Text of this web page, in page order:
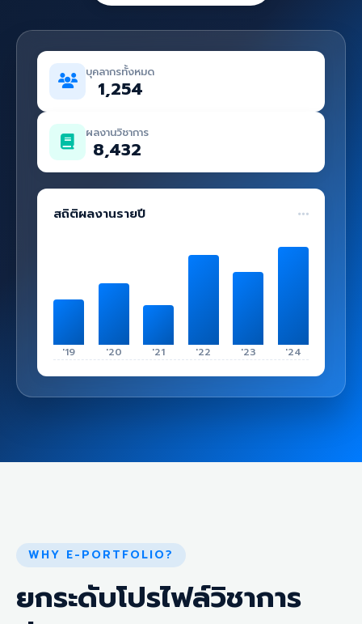
บุคลากรทั้งหมด
1,254
ผลงานวิชาการ
8,432
สถิติผลงานรายปี
'19 '20 '21 '22 '23 '24
WHY E-PORTFOLIO?
ยกระดับโปรไฟล์วิชาการ